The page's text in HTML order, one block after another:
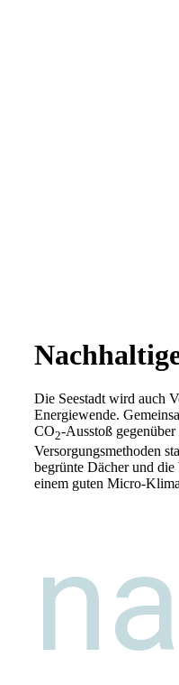
Die Seestadt wird auch
Energiewende.
CO2-Ausstoß
Versorgungsmethoden
begrünte Dächer und die
einem guten Micro-